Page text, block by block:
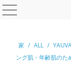
家 / ALL /
ング肌・年齢肌のた